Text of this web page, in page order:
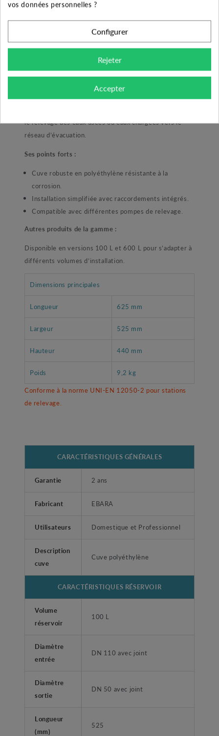
Le D-TANK 100 est une cuve de relevage compacte
conçue pour la collecte et l’évacuation des eaux usées
domestiques. Fabriquée en polyéthylène, elle offre une
excellente résistance mécanique et chimique. Elle est
équipée de raccordements pour faciliter l’installation
d’une pompe immergée et des tuyauteries associées.
le relevage des eaux usées ou eaux chargées vers le
réseau d’évacuation.
Ses points forts :
Cuve robuste en polyéthylène résistante à la
corrosion.
Installation simplifiée avec raccordements intégrés.
Compatible avec différentes pompes de relevage.
Autres produits de la gamme :
Disponible en versions 100 L et 600 L pour s’adapter à
différents volumes d’installation.
Dimensions principales
Longueur 625 mm
Largeur 525 mm
Hauteur 440 mm
Poids
9,2 kg
Conforme à la norme UNI-EN 12050-2 pour stations
de relevage.
CARACTÉRISTIQUES GÉNÉRALES
Garantie 2 ans
Fabricant EBARA
Utilisateurs Domestique et Professionnel
Description
cuve
Cuve polyéthylène
CARACTÉRISTIQUES RÉSERVOIR
Volume
réservoir
100 L
Diamètre
entrée
DN 110 avec joint
Diamètre
sortie
DN 50 avec joint
Longueur
(mm)
525
vos données personnelles ?
Configurer
Rejeter
Accepter